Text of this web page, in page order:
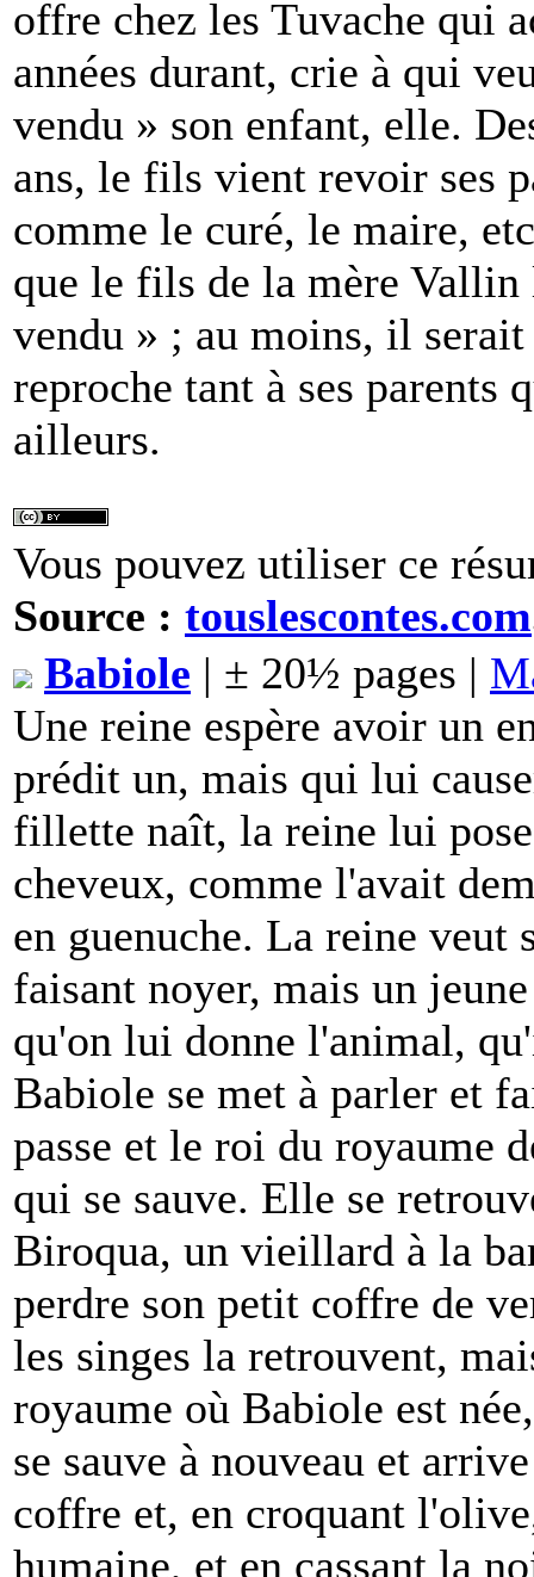
offre chez les Tuvache qui
années durant, crie à qui
vendu » son enfant, elle.
ans, le fils vient revoir ses
comme le curé, le maire,
que le fils de la mère
vendu » ; au moins, il
reproche tant à ses parents
ailleurs.
Vous pouvez utiliser ce
Source : touslescontes.com
Babiole | ± 20½ pages |
Une reine espère avoir un
prédit un, mais qui lui
fillette naît, la reine lui
cheveux, comme l'avait
en guenuche. La reine veut
faisant noyer, mais un
qu'on lui donne l'animal,
Babiole se met à parler et
passe et le roi du royaume
qui se sauve. Elle se
Biroqua, un vieillard à la
perdre son petit coffre de
les singes la retrouvent,
royaume où Babiole est
se sauve à nouveau et
coffre et, en croquant
humaine, et en cassant la